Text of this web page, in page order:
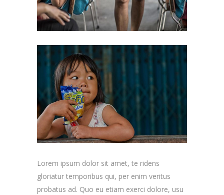
Lorem ipsum dolor sit amet, te ridens
gloriatur temporibus qui, per enim veritus
probatus ad. Quo eu etiam exerci dolore, usu